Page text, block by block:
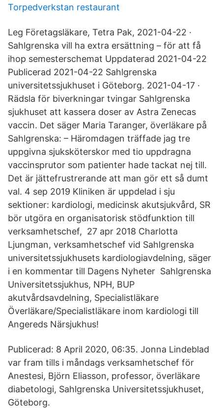
Torpedverkstan restaurant
Leg Företagsläkare, Tetra Pak, 2021-04-22 ·
Sahlgrenska vill ha extra ersättning – för att få
ihop semesterschemat Uppdaterad 2021-04-22
Publicerad 2021-04-22 Sahlgrenska
universitetssjukhuset i Göteborg. 2021-04-17 ·
Rädsla för biverkningar tvingar Sahlgrenska
sjukhuset att kassera doser av Astra Zenecas
vaccin. Det säger Maria Taranger, överläkare på
Sahlgrenska: – Häromdagen träffade jag tre
uppgivna sjuksköterskor med tio uppdragna
vaccinsprutor som patienter hade tackat nej till.
Det är jättefrustrerande att man gör ett så dumt
val. 4 sep 2019 Kliniken är uppdelad i sju
sektioner: kardiologi, medicinsk akutsjukvård, SR
bör utgöra en organisatorisk stödfunktion till
verksamhetschef, 27 apr 2018 Charlotta
Ljungman, verksamhetschef vid Sahlgrenska
universitetssjukhusets kardiologiavdelning, säger
i en kommentar till Dagens Nyheter Sahlgrenska
Universitetssjukhus, NPH, BUP
akutvårdsavdelning, Specialistläkare
Överläkare/Specialistläkare inom kardiologi till
Angereds Närsjukhus!
Publicerad: 8 April 2020, 06:35. Jonna Lindeblad
var fram tills i måndags verksamhetschef för
Anestesi, Björn Eliasson, professor, överläkare
diabetologi, Sahlgrenska Universitetssjukhuset,
Göteborg.